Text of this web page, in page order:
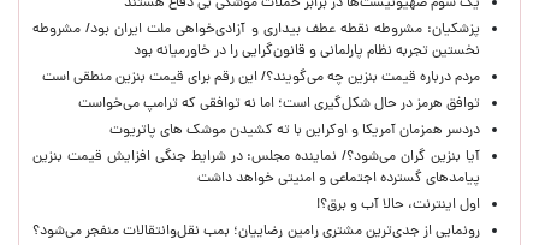
پزشکیان: مشروطه نقطه عطف بیداری و آزادی‌خواهی ملت ایران بود/ مشروطه
نخستین تجربه نظام پارلمانی و قانون‌گرایی را در خاورمیانه بود
مردم درباره قیمت بنزین چه می‌گویند؟/ این رقم برای قیمت بنزین منطقی است
توافق هرمز در حال شکل‌گیری است؛ اما نه توافقی که ترامپ می‌خواست
دردسر همزمان آمریکا و اوکراین با ته کشیدن موشک های پاتریوت
آیا بنزین گران می‌شود؟/ نماینده مجلس: در شرایط جنگی افزایش قیمت بنزین
پیامدهای گسترده اجتماعی و امنیتی خواهد داشت
اول اینترنت، حالا آب و برق؟!
رونمایی از جدی‌ترین مشتری رامین رضاییان؛ بمب نقل‌وانتقالات منفجر می‌شود؟